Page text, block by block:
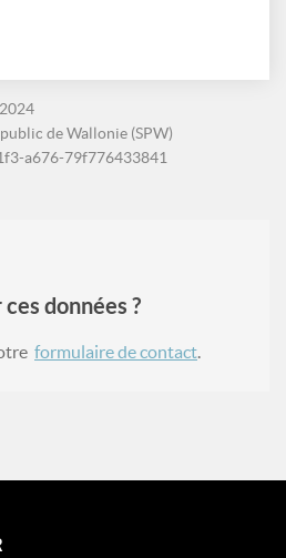
de Wallonie (SPW)
a676-79f776433841
données ?
formulaire de contact.